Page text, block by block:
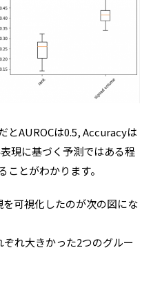
とAUROCは0.5, Accuracyは
現に基づく予測ではある程
とがわかります。
可視化したのが次の図にな
れ大きかった2つのグルー